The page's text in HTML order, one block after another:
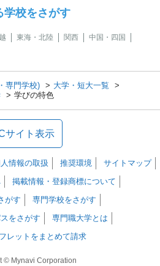
学校をさがす
東海・北陸 関西
中国・四国
専門学校)
大学・短大一覧
学びの特色
サイト表示
情報の取扱 推奨環境
サイトマップ
掲載情報・登録商標について
がす
専門学校をさがす
をさがす
専門職大学とは
レットをまとめて請求
© Mynavi Corporation